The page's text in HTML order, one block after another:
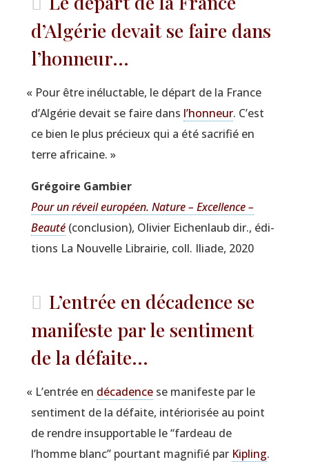
d’Algérie devait se faire dans
l’honneur...
« Pour être iné­luc­table, le départ de la France
d’Algérie devait se faire dans l’honneur. C’est
ce bien le plus pré­cieux qui a été sacri­fié en
terre africaine. »
Gré­goire Gambier
Pour un réveil euro­péen. Nature – Excel­lence –
Beau­té(conclu­sion), Oli­vier Eichen­laub dir., édi­
tions La Nou­velle Librai­rie, coll. Iliade, 2020
L’entrée en décadence se
manifeste par le sentiment
de la défaite...
« L’entrée en déca­dence se mani­feste par le
sen­ti­ment de la défaite, inté­rio­ri­sée au point
de rendre insup­por­table le“far­deau de
l’homme blanc” pour­tant magni­fié par Kipling.